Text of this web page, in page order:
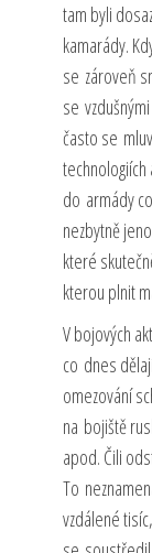
tam byli
kamarády.
se zároveň
se
často se
do armády
nezbytně
které
kterou plnit
V bojových
co dnes
omezování
na bojiště
apod. Čili
To
vzdálené